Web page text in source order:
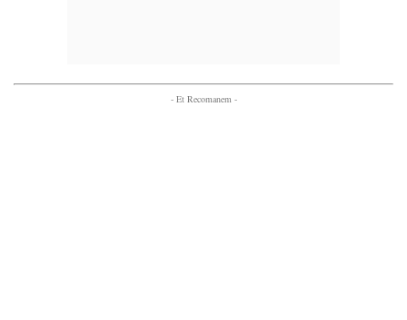
- Et Recomanem -